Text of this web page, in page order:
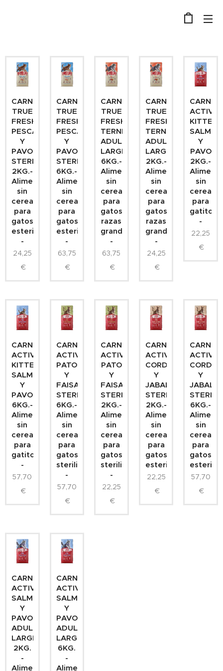
CARNILOVE
TRUE
FRESH
PESCADO
Y
PAVO
STERILIZED
2KG.-
Alimento
sin
cereales
para
gatos
esterilizados
-
24,25
€
CARNILOVE
TRUE
FRESH
PESCADO
Y
PAVO
STERILIZED
6KG.-
Alimento
sin
cereales
para
gatos
esterilizados
-
63,75
€
CARNILOVE
TRUE
FRESH
TERNERA
ADULT
LARGE
6KG.-
Alimento
sin
cereales
para
gatos
razas
grandes
-
63,75
€
CARNILOVE
TRUE
FRESH
TERNERA
ADULT
LARGE
2KG.-
Alimento
sin
cereales
para
gatos
razas
grandes
-
24,25
€
ACTIVE
KITTEN
SALMON
Y
PAVO
2KG.-
sin
cereales
para
gatitos
-
22,25
€
CARNILOVE
ACTIVE
KITTEN
SALMON
Y
PAVO
6KG.-
Alimento
sin
cereales
para
gatitos
-
57,70
€
CARNILOVE
ACTIVE
PATO
Y
FAISAN
STERILIZED
6KG.-
Alimento
sin
cereales
para
gatos
sterilizados
-
57,70
€
CARNILOVE
ACTIVE
PATO
Y
FAISAN
STERILIZED
2KG.-
Alimento
sin
cereales
para
gatos
sterilizados
-
22,25
€
CARNILOVE
ACTIVE
CORDERO
Y
JABALI
STERILIZED
2KG.-
Alimento
sin
cereales
para
gatos
esterilizados
22,25
€
ACTIVE
Y
JABALI
6KG.-
sin
cereales
para
gatos
57,70
€
CARNILOVE
ACTIVE
SALMON
Y
PAVO
ADULT
LARGE
2KG.
-
Alimento
CARNILOVE
ACTIVE
SALMON
Y
PAVO
ADULT
LARGE
6KG.
-
Alimento